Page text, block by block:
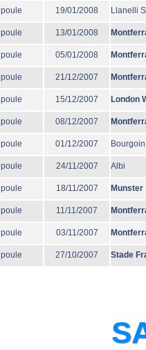
poule 19/01/2008 Llanelli
poule 13/01/2008
poule 05/01/2008
poule 21/12/2007
poule 15/12/2007 London
poule 08/12/2007
poule 01/12/2007 Bourgoin
poule 24/11/2007 Albi
poule 18/11/2007 Munster
poule 11/11/2007
poule 03/11/2007
poule 27/10/2007 Stade